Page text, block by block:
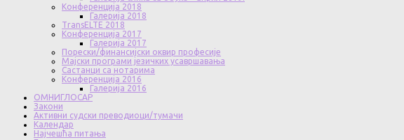
Конференција 2018
Галерија 2018
TransELTE 2018
Конференција 2017
Галерија 2017
Порески/финансијски оквир професије
Мајски програми језичких усавршавања
Састанци са нотарима
Конференција 2016
Галерија 2016
ОМНИГЛОСАР
Закони
Активни судски преводиоци/тумачи
Календар
Најчешћа питања